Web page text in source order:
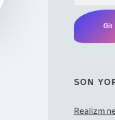
SON
Realizm